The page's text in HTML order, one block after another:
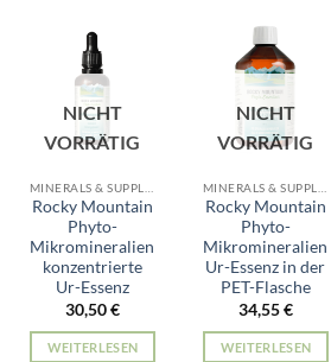
NICHT
VORRÄTIG
Rocky Mountain
Phyto-
Mikromineralien
konzentrierte
Ur-Essenz
30,50€
WEITERLESEN
NICHT
VORRÄTIG
Rocky Mountain
Phyto-
Mikromineralien
Ur-Essenz in der
PET-Flasche
34,55€
WEITERLESEN